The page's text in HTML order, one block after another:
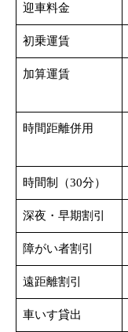
迎車料金
初乗運賃
加算運賃
時間距離併用
時間制（30分）
深夜・早期割引
障がい者割引
遠距離割引
車いす貸出